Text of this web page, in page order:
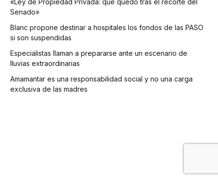
Senado»
Blanc propone destinar a hospitales los fondos de las PASO
si son suspendidas
Especialistas llaman a prepararse ante un escenario de
lluvias extraordinarias
Amamantar es una responsabilidad social y no una carga
exclusiva de las madres